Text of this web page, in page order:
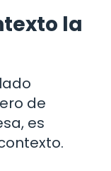
la
de
es